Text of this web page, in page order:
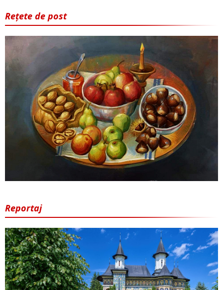
Rețete de post
Reportaj